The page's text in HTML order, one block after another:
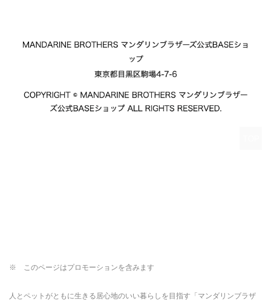
※ このページはプロモーションを含みます
人とペットがともに生きる居心地のいい暮らしを目指す「マンダリンブラザ